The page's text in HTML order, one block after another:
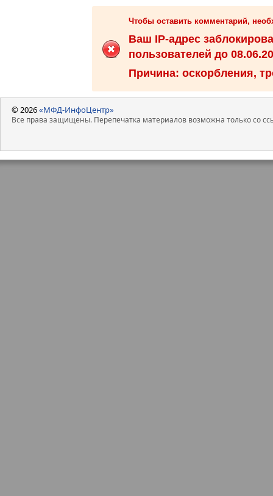
Чтобы оставить комментарий,
Ваш IP-адрес
пользователей до
Причина: оскорбления,
© 2026«МФД-ИнфоЦентр»
Все права защищены. Перепечатка материалов возможна только со